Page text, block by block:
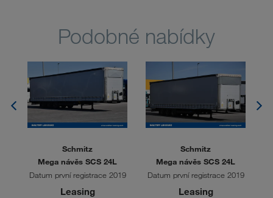
Podobné nabídky
Schmitz
Mega návěs SCS 24L
Datum první registrace 2019
Leasing
Schmitz
Mega návěs SCS 24L
Datum první registrace 2019
Leasing